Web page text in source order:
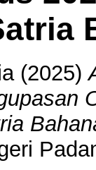
(2025)